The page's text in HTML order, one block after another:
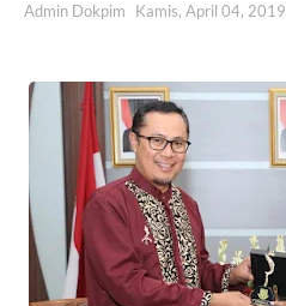
Admin Dokpim Kamis, April 04, 2019